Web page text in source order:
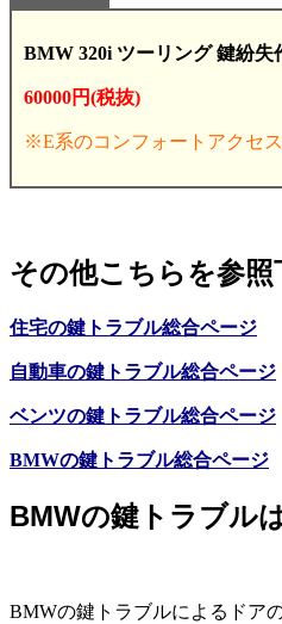
BMW 320i ツーリング 鍵紛失
60000円(税抜)
※E系のコンフォートアクセ
その他こちらを参照
住宅の鍵トラブル総合ページ
自動車の鍵トラブル総合ページ
ベンツの鍵トラブル総合ページ
BMWの鍵トラブル総合ページ
BMWの鍵トラブル
BMWの鍵トラブルによるドア